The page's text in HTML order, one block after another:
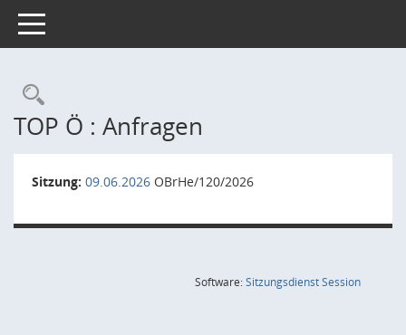
Toggle navigation
Rechercheauswahl
TOP Ö : Anfragen
Sitzung: 09.06.2026 OBrHe/120/2026
Software:SitzungsdienstSession(Wird in